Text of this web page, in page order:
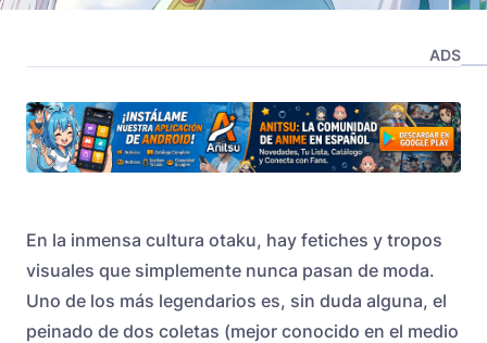
ADS
En la inmensa cultura otaku, hay fetiches y tropos
visuales que simplemente nunca pasan de moda.
Uno de los más legendarios es, sin duda alguna, el
peinado de dos coletas (mejor conocido en el medio